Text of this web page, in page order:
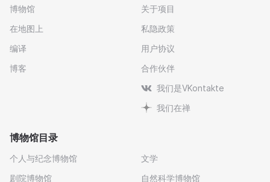
博物馆
在地图上
编译
博客
关于项目
私隐政策
用户协议
合作伙伴
我们是VKontakte
我们在禅
博物馆目录
个人与纪念博物馆
剧院博物馆
文学
自然科学博物馆